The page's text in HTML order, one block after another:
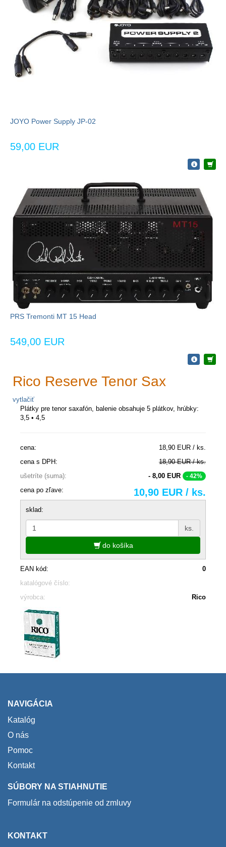
JOYO Power Supply JP-02
59,00 EUR
PRS Tremonti MT 15 Head
549,00 EUR
Rico Reserve Tenor Sax
vytlačiť
Plátky pre tenor saxafón, balenie obsahuje 5 plátkov, hrúbky:
3,5 • 4,5
cena:
18,90 EUR / ks.
cena s DPH:
18,90 EUR / ks.
ušetríte (suma):
- 8,00 EUR - 42%
cena po zľave: 10,90 EUR / ks.
sklad:
ks.
do košíka
EAN kód:
0
katalógové číslo:
výrobca:
Rico
NAVIGÁCIA
Katalóg
O nás
Pomoc
Kontakt
SÚBORY NA STIAHNUTIE
Formulár na odstúpenie od zmluvy
KONTAKT